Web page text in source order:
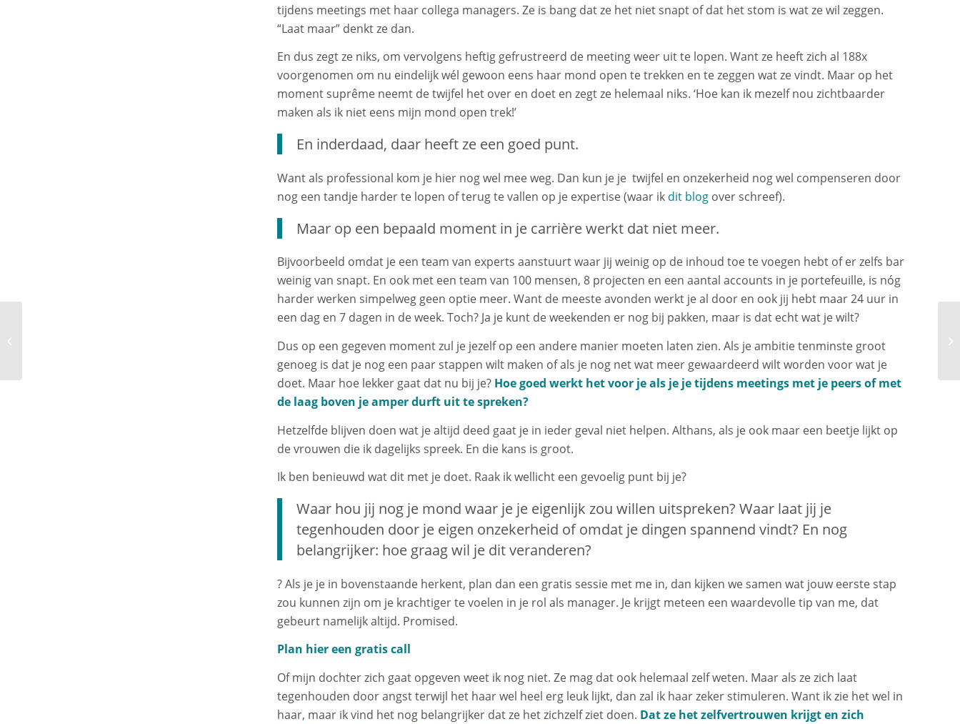
tijdens meetings met haar collega managers. Ze is bang dat ze het niet snapt of dat het stom is wat ze wil zeggen.
“Laat maar” denkt ze dan.
En dus zegt ze niks, om vervolgens heftig gefrustreerd de meeting weer uit te lopen. Want ze heeft zich al 188x
voorgenomen om nu eindelijk wél gewoon eens haar mond open te trekken en te zeggen wat ze vindt. Maar op het
moment suprême neemt de twijfel het over en doet en zegt ze helemaal niks. ‘Hoe kan ik mezelf nou zichtbaarder
maken als ik niet eens mijn mond open trek!’
En inderdaad, daar heeft ze een goed punt.
Want als professional kom je hier nog wel mee weg. Dan kun je je twijfel en onzekerheid nog wel compenseren door
nog een tandje harder te lopen of terug te vallen op je expertise (waar ik dit blogover schreef).
Maar op een bepaald moment in je carrière werkt dat niet meer.
Bijvoorbeeld omdat je een team van experts aanstuurt waar jij weinig op de inhoud toe te voegen hebt of er zelfs bar
weinig van snapt. En ook met een team van 100 mensen, 8 projecten en een aantal accounts in je portefeuille, is nóg
harder werken simpelweg geen optie meer. Want de meeste avonden werkt je al door en ook jij hebt maar 24 uur in
een dag en 7 dagen in de week. Toch? Ja je kunt de weekenden er nog bij pakken, maar is dat echt wat je wilt?
Dus op een gegeven moment zul je jezelf op een andere manier moeten laten zien. Als je ambitie tenminste groot
genoeg is dat je nog een paar stappen wilt maken of als je nog net wat meer gewaardeerd wilt worden voor wat je
doet. Maar hoe lekker gaat dat nu bij je? Hoe goed werkt het voor je als je je tijdens meetings met je peers of met
de laag boven je amper durft uit te spreken?
Hetzelfde blijven doen wat je altijd deed gaat je in ieder geval niet helpen. Althans, als je ook maar een beetje lijkt op
de vrouwen die ik dagelijks spreek. En die kans is groot.
Ik ben benieuwd wat dit met je doet. Raak ik wellicht een gevoelig punt bij je?
Waar hou jij nog je mond waar je je eigenlijk zou willen uitspreken? Waar laat jij je
tegenhouden door je eigen onzekerheid of omdat je dingen spannend vindt? En nog
belangrijker: hoe graag wil je dit veranderen?
? Als je je in bovenstaande herkent, plan dan een gratis sessie met me in, dan kijken we samen wat jouw eerste stap
zou kunnen zijn om je krachtiger te voelen in je rol als manager. Je krijgt meteen een waardevolle tip van me, dat
gebeurt namelijk altijd. Promised.
Plan hier een gratis call
Of mijn dochter zich gaat opgeven weet ik nog niet. Ze mag dat ook helemaal zelf weten. Maar als ze zich laat
tegenhouden door angst terwijl het haar wel heel erg leuk lijkt, dan zal ik haar zeker stimuleren. Want ik zie het wel in
haar, maar ik vind het nog belangrijker dat ze het zichzelf ziet doen. Dat ze het zelfvertrouwen krijgt en zich